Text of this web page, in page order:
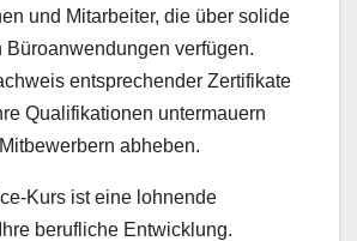
und Mitarbeiter, die über solide
Büroanwendungen verfügen.
entsprechender Zertifikate
Qualifikationen untermauern
abheben.
Kurs ist eine lohnende
berufliche Entwicklung.